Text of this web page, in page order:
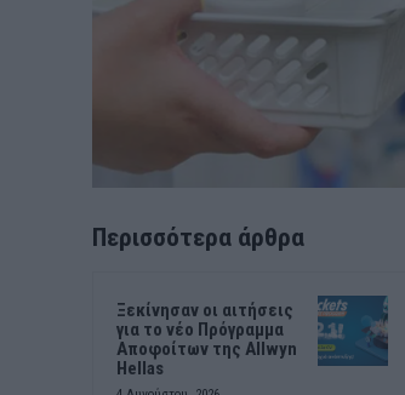
Περισσότερα άρθρα
Ξεκίνησαν οι αιτήσεις
για το νέο Πρόγραμμα
Αποφοίτων της Allwyn
Hellas